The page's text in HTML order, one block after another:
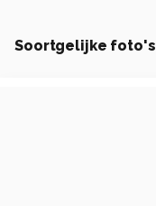
Soortgelijke foto's